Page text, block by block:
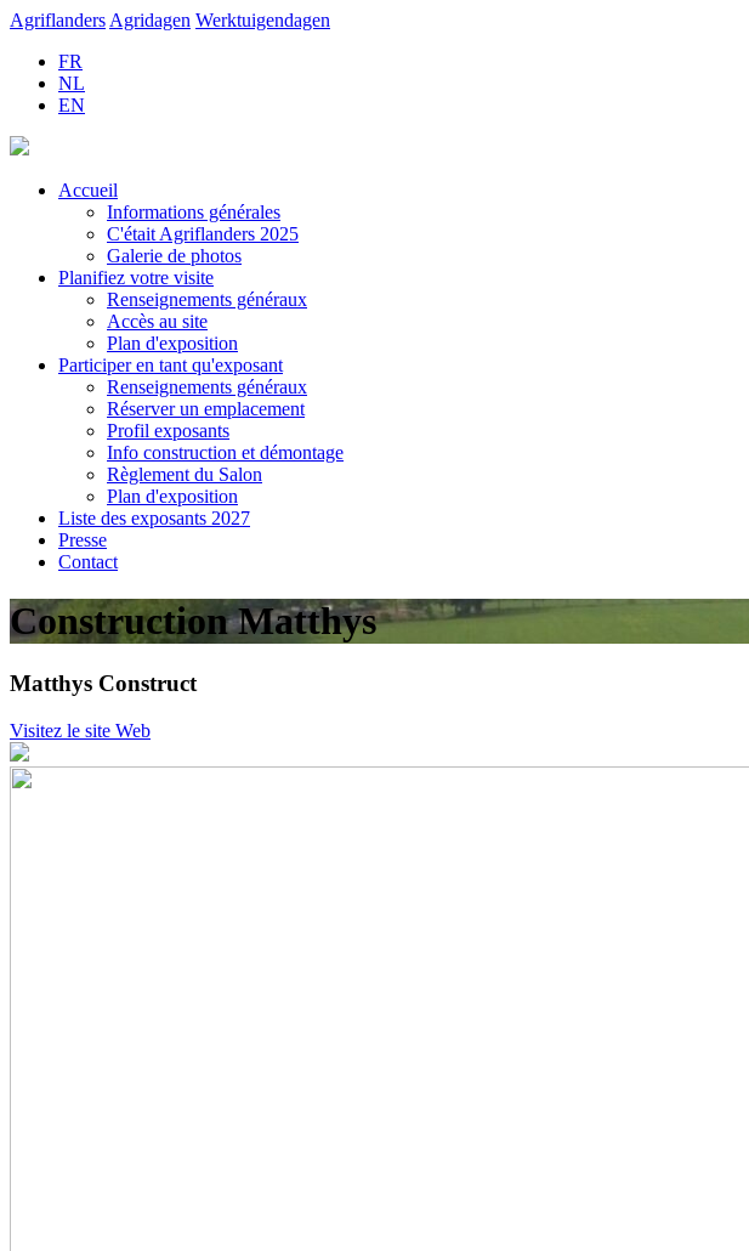
Agriflanders Agridagen Werktuigendagen
FR
NL
EN
Accueil
Informations générales
C'était Agriflanders 2025
Galerie de photos
Planifiez votre visite
Renseignements généraux
Accès au site
Plan d'exposition
Participer en tant qu'exposant
Renseignements généraux
Réserver un emplacement
Profil exposants
Info construction et démontage
Règlement du Salon
Plan d'exposition
Liste des exposants 2027
Presse
Contact
Construction Matthys
Matthys Construct
Visitez le site Web